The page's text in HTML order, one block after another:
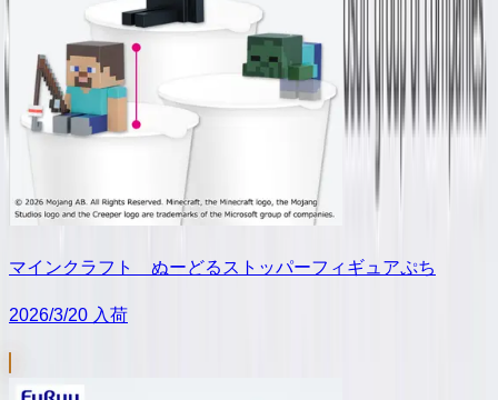
マインクラフト ぬーどるストッパーフィギュアぷち
2026/3/20 入荷